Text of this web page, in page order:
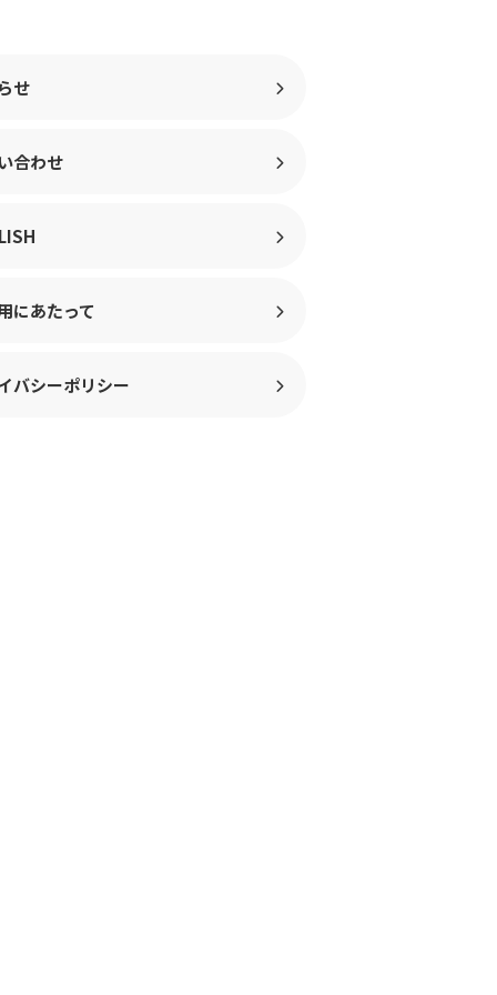
せ
合わせ
にあたって
バシーポリシー